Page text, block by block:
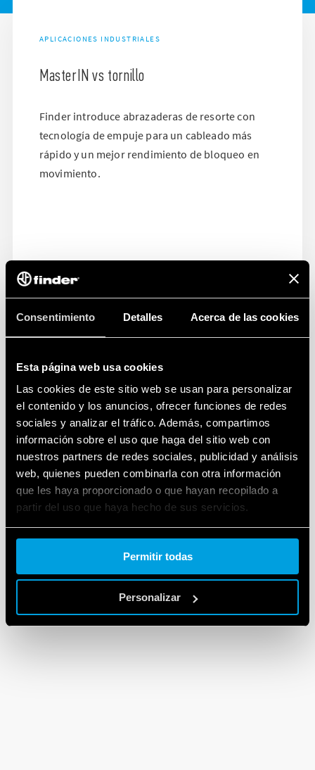
Consentimiento Detalles Acerca de las cookies
Esta página web usa cookies
Las cookies de este sitio web se usan para personalizar
el contenido y los anuncios, ofrecer funciones de redes
sociales y analizar el tráfico. Además, compartimos
información sobre el uso que haga del sitio web con
nuestros partners de redes sociales, publicidad y análisis
web, quienes pueden combinarla con otra información
que les haya proporcionado o que hayan recopilado a
partir del uso que haya hecho de sus servicios.
Cookie policy.
Permitir todas
Personalizar
APLICACIONES INDUSTRIALES
MasterIN vs tornillo
Finder introduce abrazaderas de resorte con
tecnología de empuje para un cableado más
rápido y un mejor rendimiento de bloqueo en
movimiento.